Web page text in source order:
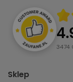
3474
Sklep